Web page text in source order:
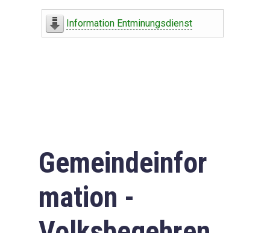
Information Entminungsdienst
Gemeindeinfor
mation -